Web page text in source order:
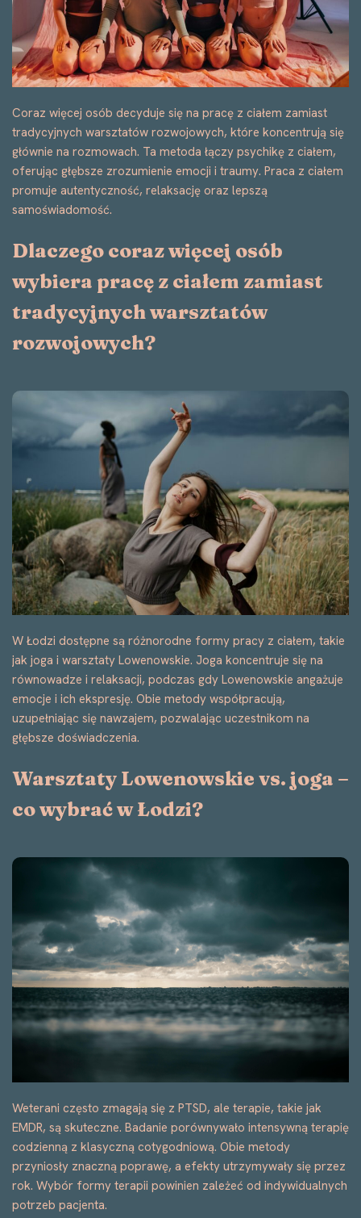
Coraz więcej osób decyduje się na pracę z ciałem zamiast
tradycyjnych warsztatów rozwojowych, które koncentrują się
głównie na rozmowach. Ta metoda łączy psychikę z ciałem,
oferując głębsze zrozumienie emocji i traumy. Praca z ciałem
promuje autentyczność, relaksację oraz lepszą
samoświadomość.
Dlaczego coraz więcej osób
wybiera pracę z ciałem zamiast
tradycyjnych warsztatów
rozwojowych?
W Łodzi dostępne są różnorodne formy pracy z ciałem, takie
jak joga i warsztaty Lowenowskie. Joga koncentruje się na
równowadze i relaksacji, podczas gdy Lowenowskie angażuje
emocje i ich ekspresję. Obie metody współpracują,
uzupełniając się nawzajem, pozwalając uczestnikom na
głębsze doświadczenia.
Warsztaty Lowenowskie vs. joga –
co wybrać w Łodzi?
Weterani często zmagają się z PTSD, ale terapie, takie jak
EMDR, są skuteczne. Badanie porównywało intensywną terapię
codzienną z klasyczną cotygodniową. Obie metody
przyniosły znaczną poprawę, a efekty utrzymywały się przez
rok. Wybór formy terapii powinien zależeć od indywidualnych
potrzeb pacjenta.